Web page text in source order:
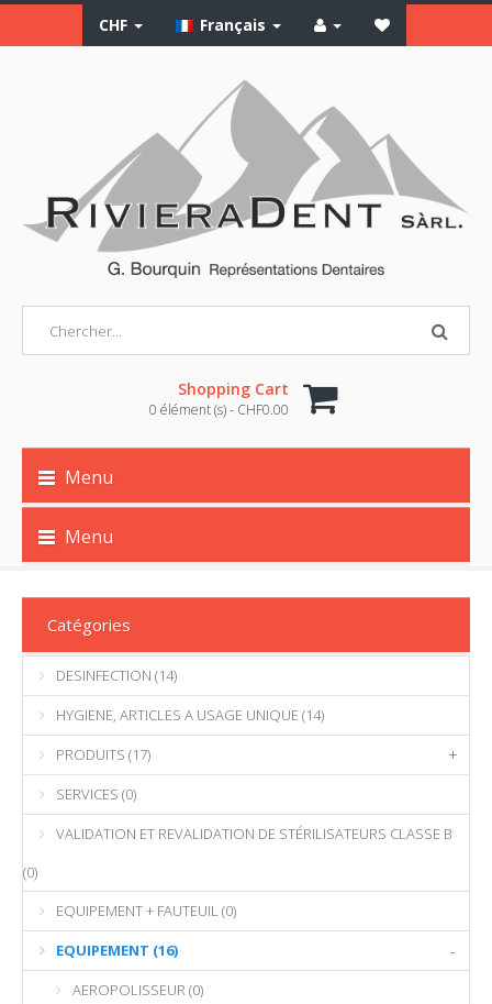
CHF Français
Shopping Cart
0 élément (s) - CHF0.00
Menu
Menu
Catégories
DESINFECTION (14)
HYGIENE, ARTICLES A USAGE UNIQUE (14)
PRODUITS (17)
+
SERVICES (0)
VALIDATION ET REVALIDATION DE STÉRILISATEURS CLASSE B
(0)
EQUIPEMENT + FAUTEUIL (0)
EQUIPEMENT (16)
-
AEROPOLISSEUR (0)